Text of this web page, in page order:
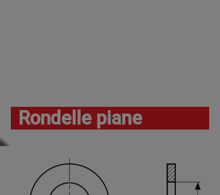
Rondelle piane